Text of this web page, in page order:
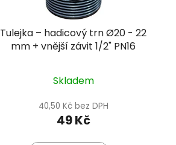
Tulejka – hadicový trn Ø20 - 22
mm + vnější závit 1/2" PN16
Skladem
40,50 Kč bez DPH
49 Kč